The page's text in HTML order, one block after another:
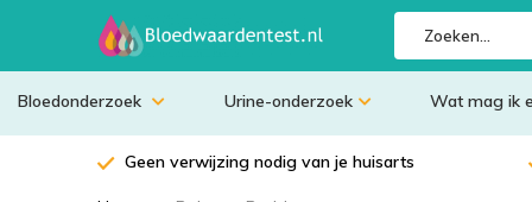
Bloedonderzoek Urine-onderzoek Wat mag ik
Geen verwijzing nodig van je huisarts